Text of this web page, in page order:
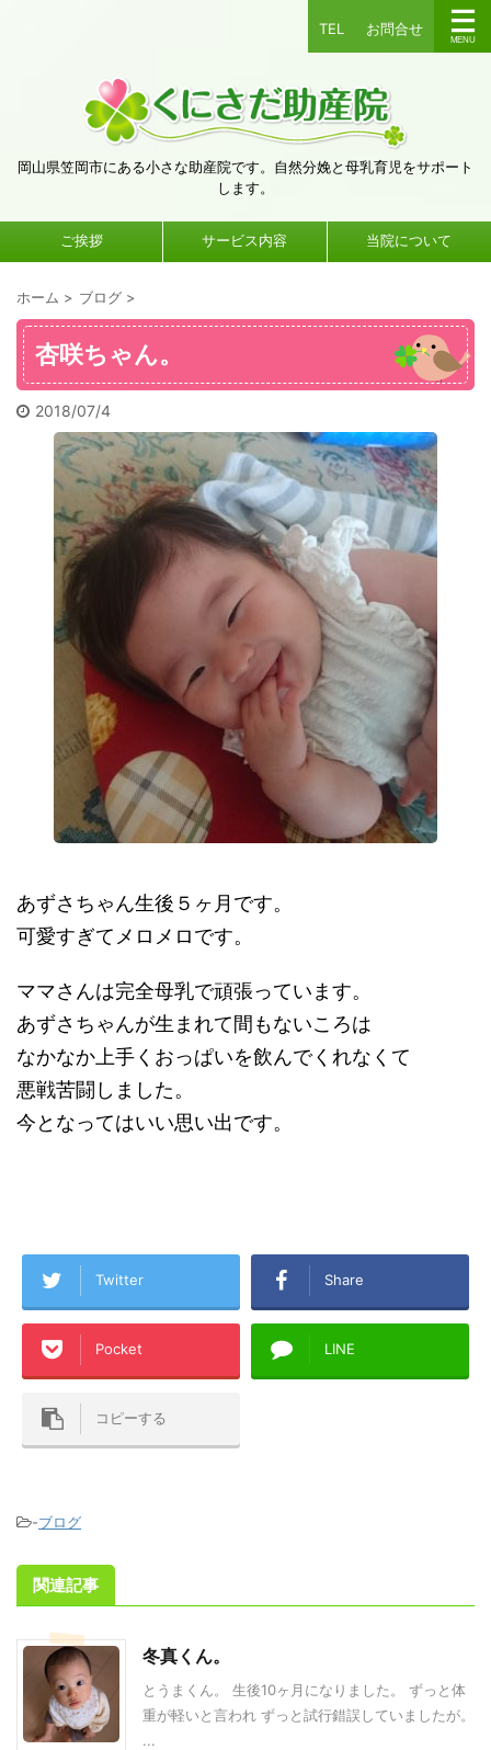
TEL お問合せ
岡山県笠岡市にある小さな助産院です。自然分娩と母乳育児をサポート
します。
ご挨拶 サービス内容 当院について
ホーム > ブログ >
杏咲ちゃん。
2018/07/4
あずさちゃん生後５ヶ月です。
可愛すぎてメロメロです。
ママさんは完全母乳で頑張っています。
あずさちゃんが生まれて間もないころは
なかなか上手くおっぱいを飲んでくれなくて
悪戦苦闘しました。
今となってはいい思い出です。
Twitter Share
Pocket LINE
コピーする
-ブログ
関連記事
冬真くん。
とうまくん。 生後10ヶ月になりました。 ずっと体
重が軽いと言われ ずっと試行錯誤していましたが。
...